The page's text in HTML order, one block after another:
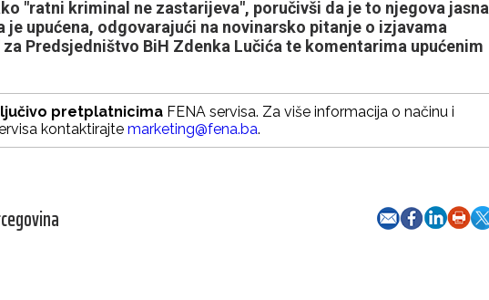
"ratni kriminal ne zastarijeva", poručivši da je to njegova jasna
je upućena, odgovarajući na novinarsko pitanje o izjavama
Predsjedništvo BiH Zdenka Lučića te komentarima upućenim
pretplatnicima FENA servisa. Za više informacija o načinu i
kontaktirajte marketing@fena.ba.